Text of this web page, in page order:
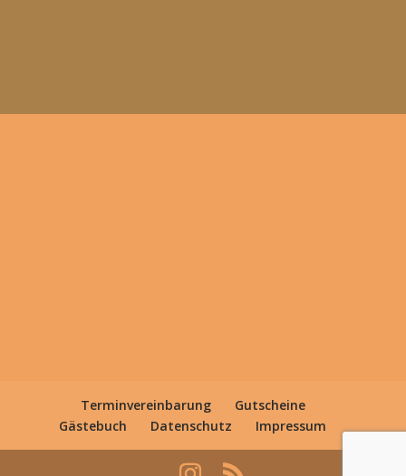
Terminvereinbarung
Gutscheine
Gästebuch
Datenschutz Impressum